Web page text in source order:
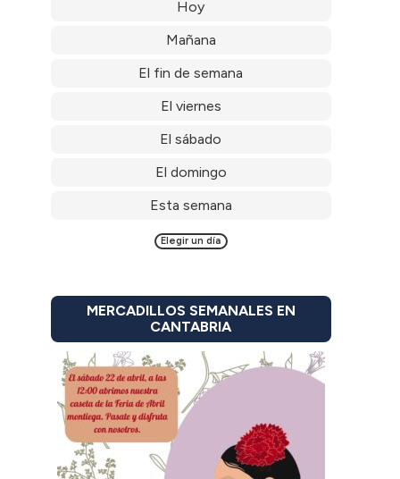
Hoy
Mañana
El fin de semana
El viernes
El sábado
El domingo
Esta semana
Elegir un día
MERCADILLOS SEMANALES EN
CANTABRIA